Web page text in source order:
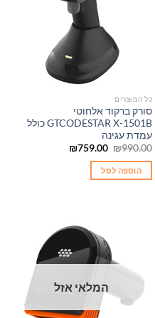
כל המוצרים
סורק ברקוד אלחוטי
GTCODESTAR X-1501B כולל
עמדת עגינה
₪990.00
המחיר
היה:
₪990.00.
₪759.00
המחיר
הוספה לסל
המלאי אזל